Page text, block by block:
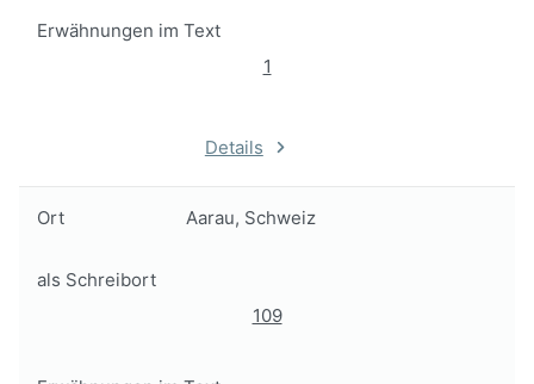
Erwähnungen im Text
1
Details
Ort Aarau, Schweiz
als Schreibort
109